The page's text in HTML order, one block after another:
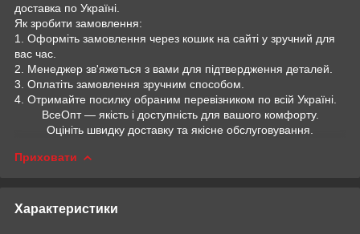
доставка по Україні.
Як зробити замовлення:
1. Оформіть замовлення через кошик на сайті у зручний для
вас час.
2. Менеджер зв'яжеться з вами для підтвердження деталей.
3. Оплатіть замовлення зручним способом.
4. Отримайте посилку обраним перевізником по всій Україні.
ВсеОпт — якість і доступність для вашого комфорту.
Оцініть швидку доставку та якісне обслуговування.
Приховати
Характеристики